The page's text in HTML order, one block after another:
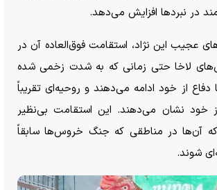
در نبرد‌ها افزایش می‌دهد.
عجیب این نژاد، استقامت فوق‌العاده آن در
لاخا حتی زمانی که به شدت زخمی شده
دفاع از خود ادامه می‌دهند و روحیه‌ای تقریباً
خود نشان می‌دهند. این استقامت بی‌نظیر
آن‌ها در مناطقی که جنگ خروس‌ها سابقاً
شوند.